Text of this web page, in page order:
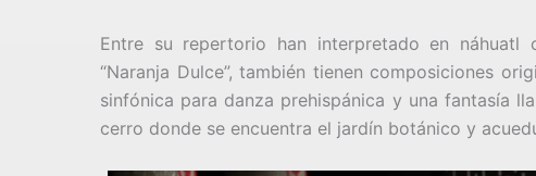
Entre su repertorio han interpretado en náhuatl
“Naranja Dulce”, también tienen composiciones
sinfónica para danza prehispánica y una fantasía
cerro donde se encuentra el jardín botánico y